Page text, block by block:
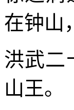
在钟山
洪武二
山王。